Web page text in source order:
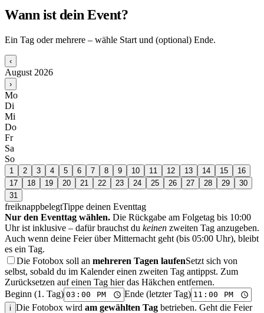
Wann ist dein Event?
Ein Tag oder mehrere – wähle Start und (optional) Ende.
‹
August 2026
›
Mo
Di
Mi
Do
Fr
Sa
So
1 2 3 4 5 6 7 8 9 10 11 12 13 14 15
16
17
18 19 20 21 22 23 24 25 26 27 28 29
30
31
freiknappbelegtTippe deinen Eventtag
Nur den Eventtag wählen. Die Rückgabe am Folgetag bis 10:00
Uhr ist inklusive – dafür brauchst du keinen zweiten Tag anzugeben.
Auch wenn deine Feier über Mitternacht geht (bis 05:00 Uhr), bleibt
es ein Tag.
Die Fotobox soll an mehreren Tagen laufenSetzt sich von
selbst, sobald du im Kalender einen zweiten Tag antippst. Zum
Zurücksetzen auf einen Tag hier das Häkchen entfernen.
Beginn (1. Tag)
Ende (letzter Tag)
i Die Fotobox wird am gewählten Tag betrieben. Geht die Feier